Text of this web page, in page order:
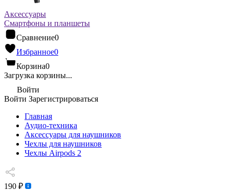
Аксессуары
Смартфоны и планшеты
Сравнение0
Избранное0
Корзина0
Загрузка корзины...
Войти
Войти Зарегистрироваться
Главная
Аудио-техника
Аксессуары для наушников
Чехлы для наушников
Чехлы Airpods 2
190 ₽